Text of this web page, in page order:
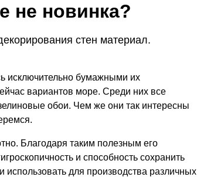
не новинка?
стен материал.
исключительно бумажными их
вариантов море. Среди них все
обои. Чем же они так интересны
Благодаря таким полезным его
и способность сохранить
для производства различных